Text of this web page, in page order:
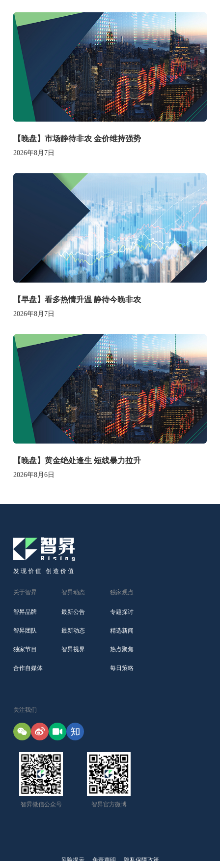
【晚盘】市场静待非农 金价维持强势
2026年8月7日
【早盘】看多热情升温 静待今晚非农
2026年8月7日
【晚盘】黄金绝处逢生 短线暴力拉升
2026年8月6日
发现价值 创造价值
关于智昇
智昇品牌
智昇团队
独家节目
合作自媒体
智昇动态
最新公告
最新动态
智昇视界
独家观点
专题探讨
精选新闻
热点聚焦
每日策略
关注我们
智昇微信公众号 智昇官方微博